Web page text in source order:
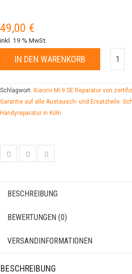
49,00 €
inkl. 19 % MwSt.
IN DEN WARENKORB
Schlagwort: Xiaomi Mi 9 SE Reparatur von
Garantie auf alle Austausch- und Ersatzteile.
Handyreparatur in Köln.
BESCHREIBUNG
BEWERTUNGEN (0)
VERSANDINFORMATIONEN
BESCHREIBUNG